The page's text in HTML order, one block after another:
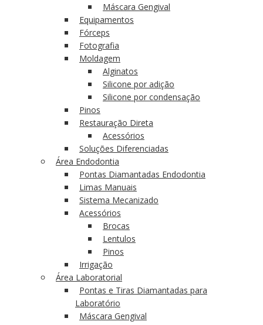
Máscara Gengival
Equipamentos
Fórceps
Fotografia
Moldagem
Alginatos
Silicone por adição
Silicone por condensação
Pinos
Restauração Direta
Acessórios
Soluções Diferenciadas
Área Endodontia
Pontas Diamantadas Endodontia
Limas Manuais
Sistema Mecanizado
Acessórios
Brocas
Lentulos
Pinos
Irrigação
Área Laboratorial
Pontas e Tiras Diamantadas para
Laboratório
Máscara Gengival